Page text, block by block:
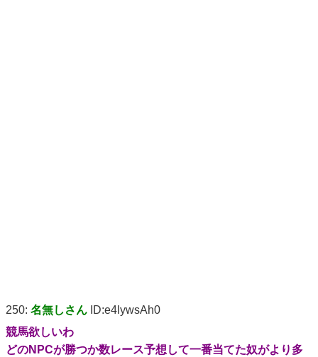
250: 名無しさん ID:e4lywsAh0
競馬欲しいわ
どのNPCが勝つか数レース予想して一番当てた奴がより多